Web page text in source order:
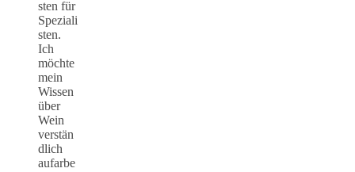
sten für
Speziali
sten.
Ich
möchte
mein
Wissen
über
Wein
verstän
dlich
aufarbe